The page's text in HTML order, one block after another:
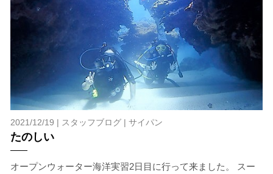
2021/12/19 | スタッフブログ| サイパン
たのしい
オープンウォーター海洋実習2日目に行って来ました。 スー